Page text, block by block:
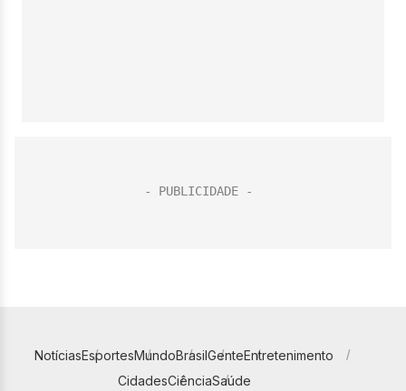
NotíciasEsportesMundoBrasilGenteEntretenimento
CidadesCiênciaSaúde